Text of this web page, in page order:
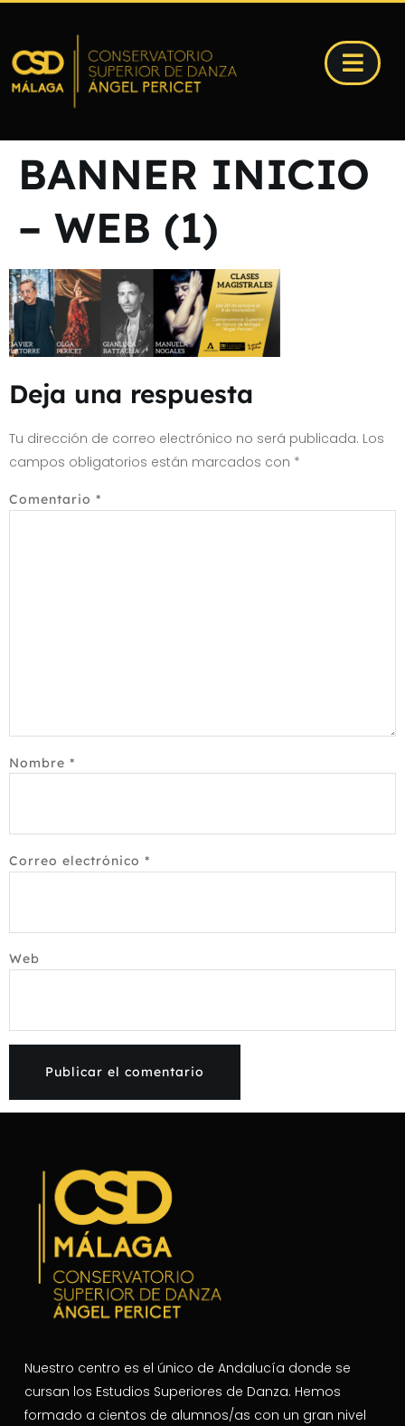
BANNER INICIO
– WEB (1)
Deja una respuesta
Tu dirección de correo electrónico no será publicada. Los
campos obligatorios están marcados con *
Comentario *
Nombre *
Correo electrónico *
Web
Nuestro centro es el único de Andalucía donde se
cursan los Estudios Superiores de Danza. Hemos
formado a cientos de alumnos/as con un gran nivel